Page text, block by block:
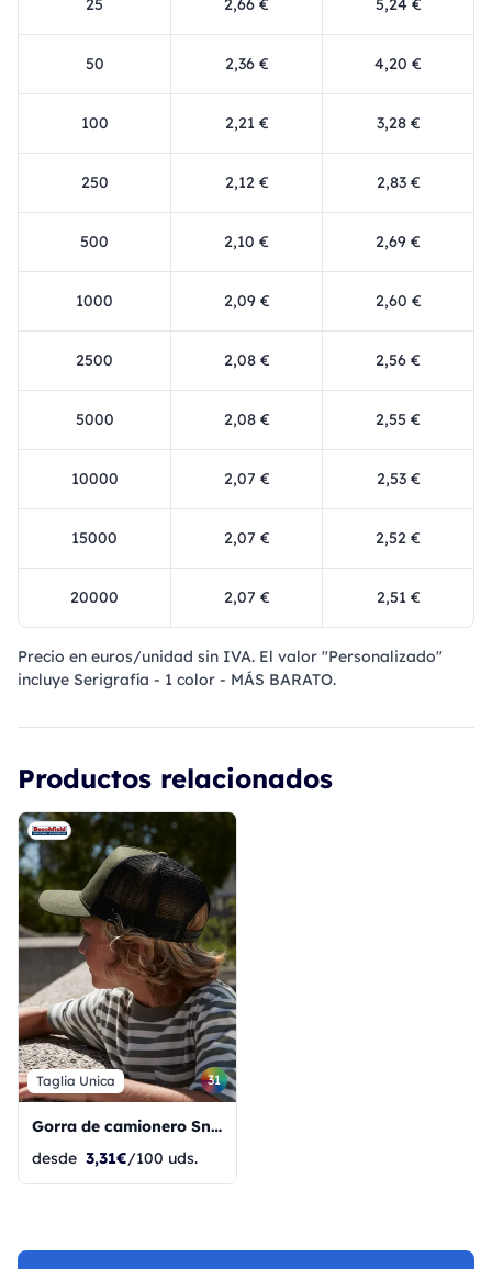
25 2,66 € 5,24 €
50 2,36 € 4,20 €
100 2,21 € 3,28 €
250 2,12 € 2,83 €
500 2,10 € 2,69 €
1000 2,09 € 2,60 €
2500 2,08 € 2,56 €
5000 2,08 € 2,55 €
10000 2,07 € 2,53 €
15000 2,07 € 2,52 €
20000 2,07 € 2,51 €
Precio en euros/unidad sin IVA. El valor "Personalizado"
incluye Serigrafía - 1 color - MÁS BARATO.
Productos relacionados
Taglia Unica 31
Gorra de camionero Snapback
desde 3,31€/100 uds.